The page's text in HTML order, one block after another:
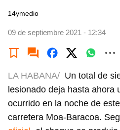
14ymedio
09 de septiembre 2021 - 12:34
LA HABANA/ Un total de
lesionado deja hasta ahora
ocurrido en la noche de
carretera Moa-Baracoa.